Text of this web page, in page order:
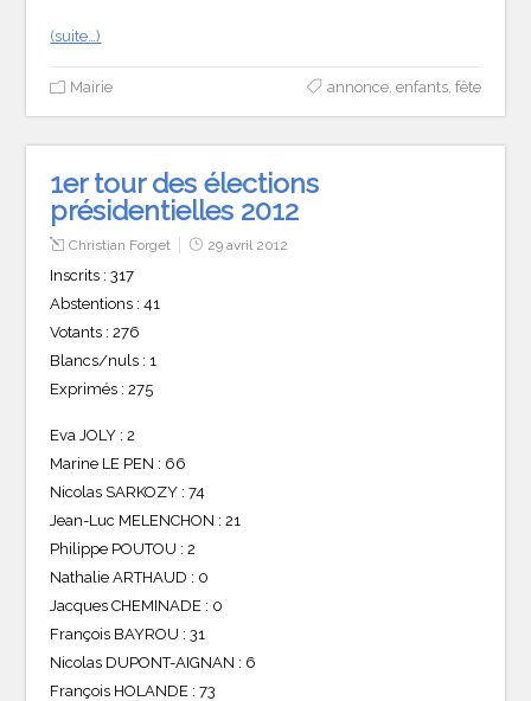
(suite…)
Mairie annonce, enfants, fête
1er tour des élections
présidentielles 2012
Christian Forget 29 avril 2012
Inscrits : 317
Abstentions : 41
Votants : 276
Blancs/nuls : 1
Exprimés : 275
Eva JOLY : 2
Marine LE PEN : 66
Nicolas SARKOZY : 74
Jean-Luc MELENCHON : 21
Philippe POUTOU : 2
Nathalie ARTHAUD : 0
Jacques CHEMINADE : 0
François BAYROU : 31
Nicolas DUPONT-AIGNAN : 6
François HOLANDE : 73